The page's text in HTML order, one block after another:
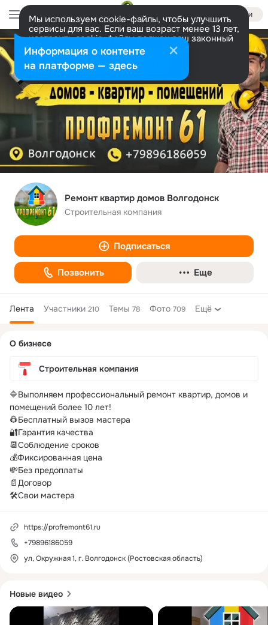
Войти
Мы используем cookie-файлы, чтобы улучшить
сервисы для вас. Если ваш возраст менее 13 лет,
настроить cookie-файлы должен ваш законный
представитель. Больше информации
Разрешить все Настроить
Ремонт квартир домов Волгодонск
Строительная компания
Подписаться
Позвонить Еще
Лента Участники 210 Темы 78 Фото 709 Ещё
Новые видео
колонка
О бизнесе
Строительная компания
🔷Выполняем профессиональный ремонт квартир, домов и
помещений более 10 лет!
👷Бесплатный вызов мастера
🔐Гарантия качества
📆Соблюдение сроков
💰Фиксированная цена
💸Без предоплаты
📄Договор
🛠Свои мастера
https://profremont61.ru
+79896186059
ул, Окружная 1, г. Волгодонск (Ростовская область)
Информация о контенте
на платформе — здесь